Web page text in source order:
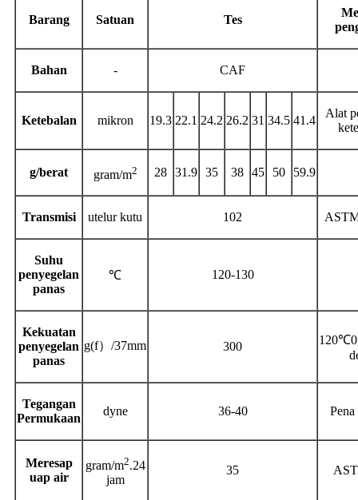
Barang Satuan Tes
Bahan - CAF
Ketebalan mikron 19.3 22.1 24.2 26.2 31 34.5 41.4
Alat
g/berat gram/m2 28 31.9 35 38 45 50 59.9
Transmisi utelur kutu 102
Suhu
penyegelan
panas
℃ 120-130
Kekuatan
penyegelan
panas
g(f） /37mm 300 120℃
Tegangan
Permukaan
dyne 36-40
Meresap
uap air
gram/m2.24
jam
35